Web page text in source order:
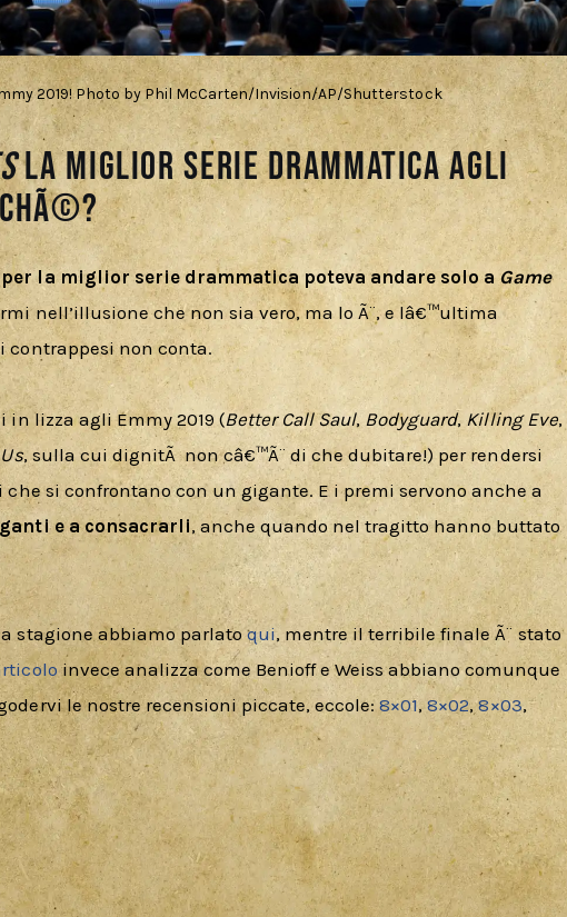
2019! Photo by Phil McCarten/Invision/AP/Shutterstock
la Miglior serie drammatica agli
per la miglior serie drammatica poteva andare solo a Game
nell’illusione che non sia vero, ma lo Ã¨, e lâ€™ultima
contrappesi non conta.
lizza agli Emmy 2019 (Better Call Saul, Bodyguard, Killing Eve,
, sulla cui dignitÃ  non câ€™Ã¨ di che dubitare!) per rendersi
che si confrontano con un gigante. E i premi servono anche a
e a consacrarli, anche quando nel tragitto hanno buttato
stagione abbiamo parlato qui, mentre il terribile finale Ã¨ stato
invece analizza come Benioff e Weiss abbiano comunque
le nostre recensioni piccate, eccole: 8×01, 8×02, 8×03,